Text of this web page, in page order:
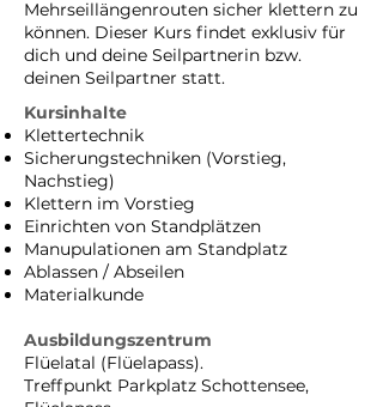
Mehrseillängenrouten sicher klettern zu
können. Dieser Kurs findet exklusiv für
dich und deine Seilpartnerin bzw.
deinen Seilpartner statt.
Kursinhalte
Klettertechnik
Sicherungstechniken (Vorstieg,
Nachstieg)
Klettern im Vorstieg
Einrichten von Standplätzen
Manupulationen am Standplatz
Ablassen / Abseilen
Materialkunde
Ausbildungszentrum
Flüelatal (Flüelapass).
Treffpunkt Parkplatz Schottensee,